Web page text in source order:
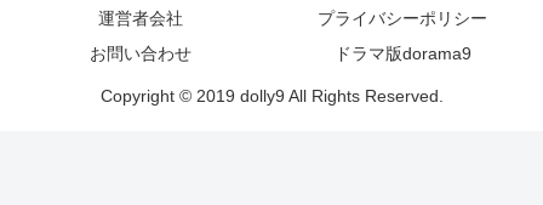
運営者会社
プライバシーポリシー
お問い合わせ
ドラマ版dorama9
Copyright © 2019 dolly9 All Rights Reserved.